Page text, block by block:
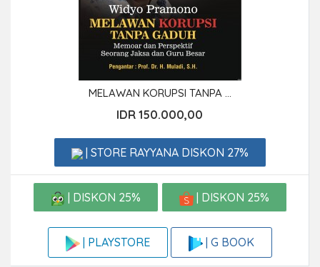
MELAWAN KORUPSI TANPA ...
IDR 150.000,00
| STORE RAYYANA DISKON 27%
| DISKON 25% | DISKON 25%
| PLAYSTORE | G BOOK